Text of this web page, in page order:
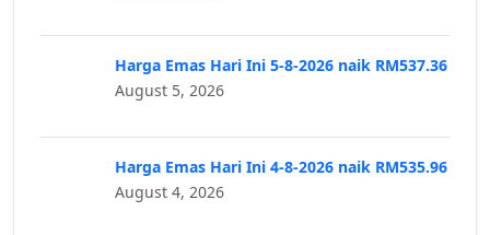
Harga Emas Hari Ini 5-8-2026 naik RM537.36
August 5, 2026
Harga Emas Hari Ini 4-8-2026 naik RM535.96
August 4, 2026